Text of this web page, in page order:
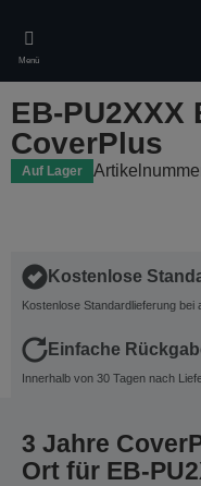
main
content
Menü
EB-PU2XXX
CoverPlus
Auf Lager
Kostenlose
Kostenlose Standardlieferung bei
Einfache
Innerhalb von 30 Tagen nach
3 Jahre
Ort für EB-